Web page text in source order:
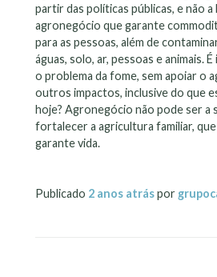
partir das políticas públicas, e não a
agronegócio que garante
para as pessoas, além de
águas, solo, ar, pessoas e animais.
o problema da fome, sem apoiar o
outros impactos, inclusive do que
hoje? Agronegócio não pode ser a
fortalecer a agricultura familiar,
garante vida.
Publicado 2 anos atráspor